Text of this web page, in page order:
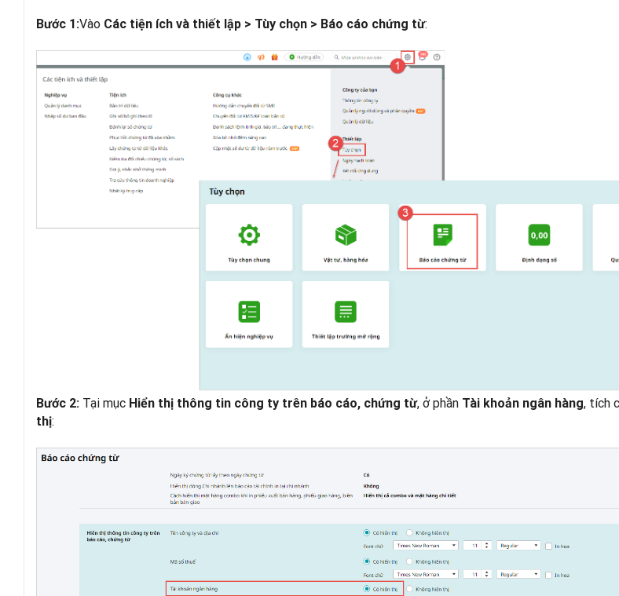
Bước 1:Vào Các tiện ích và thiết lập > Tùy chọn > Báo cáo chứng từ:
Bước 2: Tại mục Hiển thị thông tin công ty trên báo cáo, chứng từ, ở phần Tài khoản ngân hàng, tích
thị: